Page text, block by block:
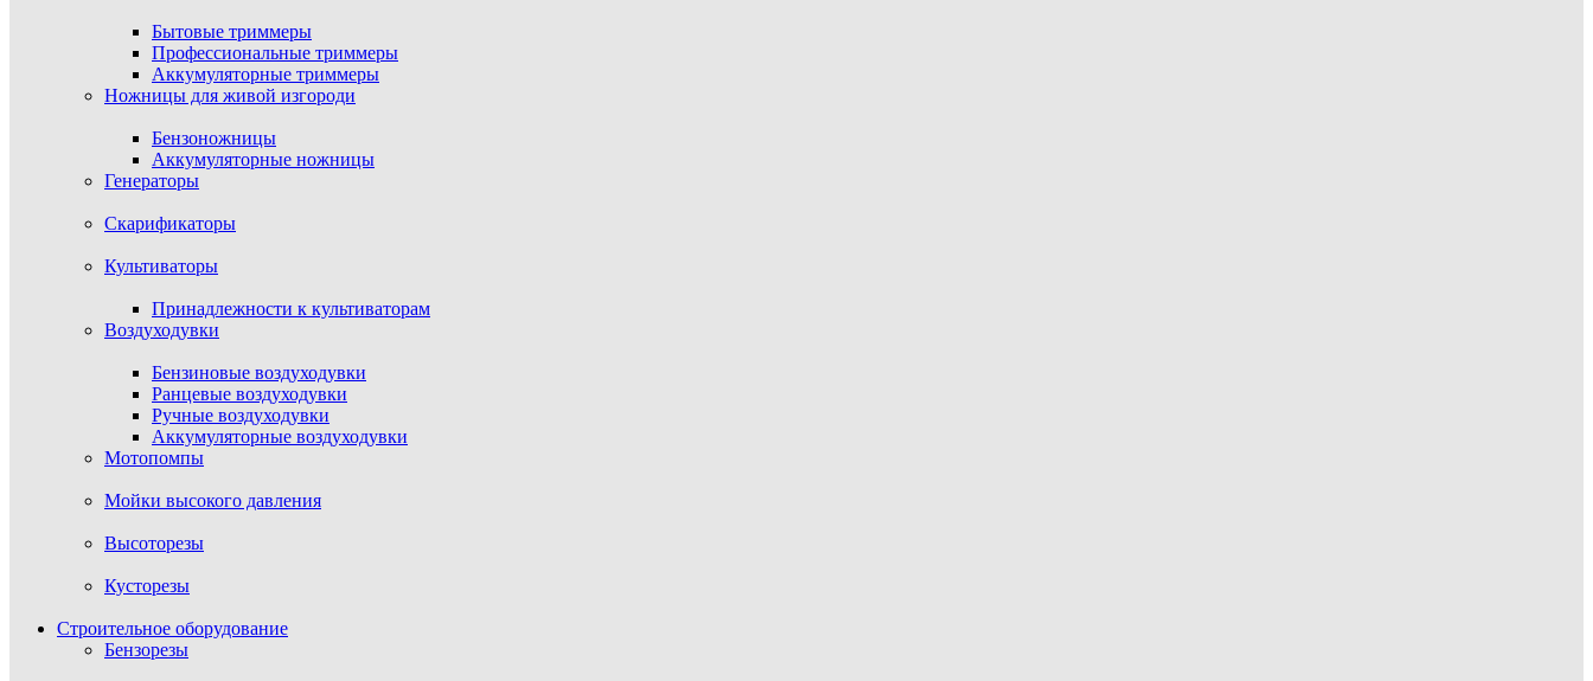
Бытовые триммеры
Профессиональные триммеры
Аккумуляторные триммеры
Ножницы для живой изгороди
Бензоножницы
Аккумуляторные ножницы
Генераторы
Скарификаторы
Культиваторы
Принадлежности к культиваторам
Воздуходувки
Бензиновые воздуходувки
Ранцевые воздуходувки
Ручные воздуходувки
Аккумуляторные воздуходувки
Мотопомпы
Мойки высокого давления
Высоторезы
Кусторезы
Строительное оборудование
Бензорезы